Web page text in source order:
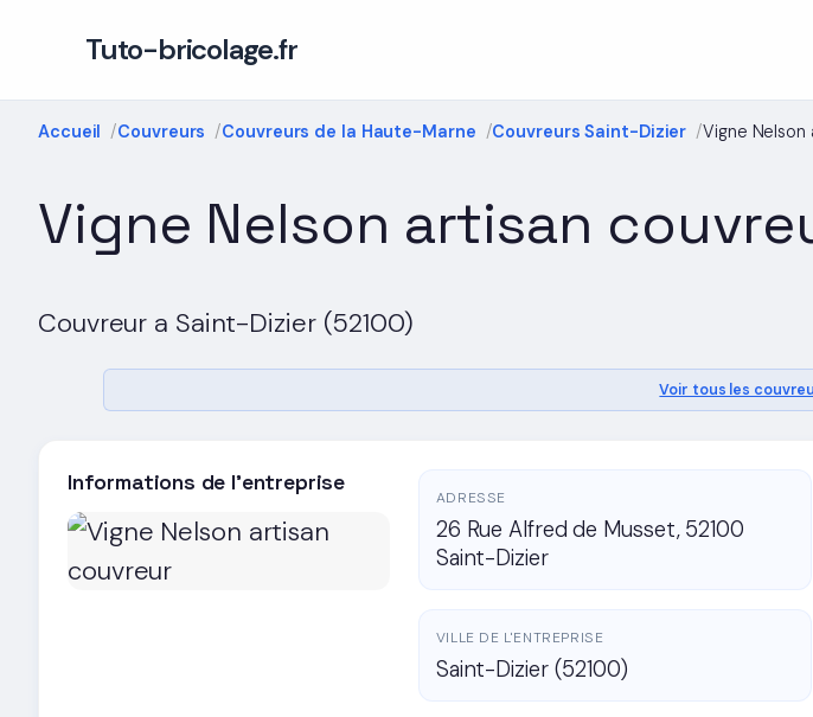
Tuto-bricolage.fr
Accueil Couvreurs Couvreurs de la Haute-Marne Couvreurs Saint-Dizier Vigne Nelson
Vigne Nelson artisan
Couvreur a Saint-Dizier (52100)
Voir tous les
Informations de l'entreprise
ADRESSE
26 Rue Alfred de Musset, 52100
Saint-Dizier
VILLE DE L'ENTREPRISE
Saint-Dizier (52100)